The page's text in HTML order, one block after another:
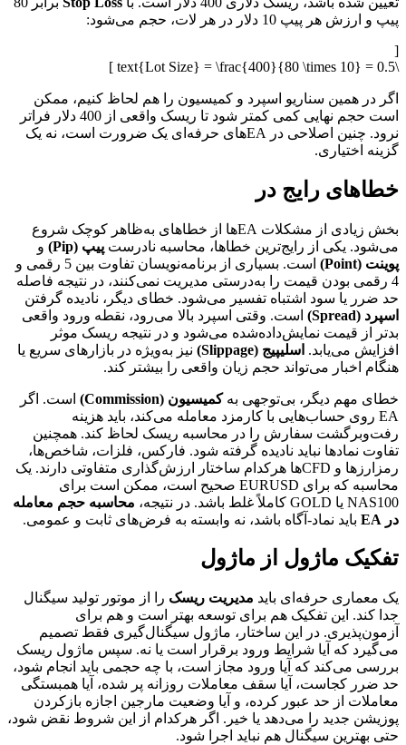
پیپ و ارزش هر پیپ 10 دلار در هر لات، حجم می‌شود:
[
\text{Lot Size} = \frac{400}{80 \times 10} = 0.5 ]
اگر در همین سناریو اسپرد و کمیسیون را هم لحاظ کنیم، ممکن
است حجم نهایی کمی کمتر شود تا ریسک واقعی از 400 دلار فراتر
نرود. چنین اصلاحی در EAهای حرفه‌ای یک ضرورت است، نه یک
گزینه اختیاری.
خطاهای رایج در
بخش زیادی از مشکلات EAها از خطاهای به‌ظاهر کوچک شروع
می‌شود. یکی از رایج‌ترین خطاها، محاسبه نادرست پیپ (Pip)
و
پوینت (Point)
است. بسیاری از برنامه‌نویسان تفاوت بین 5 رقمی و
4 رقمی بودن قیمت را به‌درستی مدیریت نمی‌کنند، در نتیجه فاصله
حد ضرر یا سود اشتباه تفسیر می‌شود. خطای دیگر، نادیده گرفتن
اسپرد (Spread)
است. وقتی اسپرد بالا می‌رود، نقطه ورود واقعی
بدتر از قیمت نمایش‌داده‌شده می‌شود و در نتیجه ریسک موثر
افزایش می‌یابد. اسلیپیج (Slippage)
نیز به‌ویژه در بازارهای سریع یا
هنگام اخبار می‌تواند حجم زیان واقعی را بیشتر کند.
خطای مهم دیگر، بی‌توجهی بهکمیسیون (Commission)
است. اگر
EA روی حساب‌هایی با کارمزد معامله می‌کند، باید هزینه
رفت‌وبرگشت سفارش را در محاسبه ریسک لحاظ کند. همچنین
تفاوت نمادها نباید نادیده گرفته شود. فارکس، فلزات، شاخص‌ها،
رمزارزها و CFDها هرکدام ساختار ارزش‌گذاری متفاوتی دارند. یک
محاسبه که برای EURUSD صحیح است، ممکن است برای
NAS100 یا GOLD کاملاً غلط باشد. در نتیجه،
محاسبه حجم معامله
در EA
باید نماد-آگاه باشد، نه وابسته به فرض‌های ثابت و عمومی.
تفکیک ماژول از ماژول
یک معماری حرفه‌ای باید مدیریت ریسک را از موتور تولید سیگنال
جدا کند. این تفکیک هم برای توسعه بهتر است و هم برای
آزمون‌پذیری. در این ساختار، ماژول سیگنال‌گیری فقط تصمیم
می‌گیرد که آیا شرایط ورود برقرار است یا نه. سپس ماژول ریسک
بررسی می‌کند که آیا ورود مجاز است، با چه حجمی باید انجام شود،
حد ضرر کجاست، آیا سقف معاملات روزانه پر شده، آیا همبستگی
معاملات از حد عبور کرده، و آیا وضعیت مارجین اجازه بازکردن
پوزیشن جدید را می‌دهد یا خیر. اگر هرکدام از این شروط نقض شود،
حتی بهترین سیگنال هم نباید اجرا شود.